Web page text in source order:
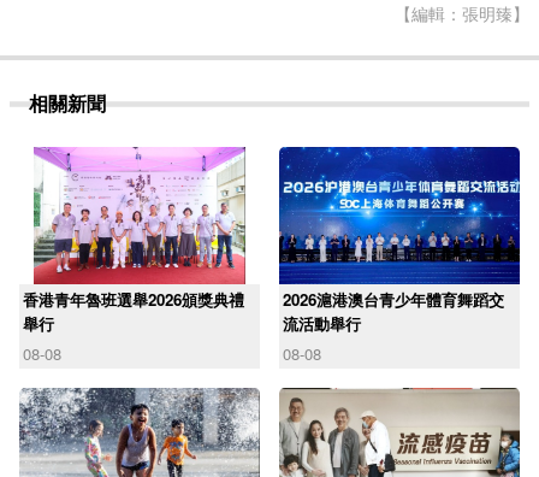
【編輯：張明臻】
相關新聞
香港青年魯班選舉2026頒獎典禮
舉行
08-08
2026滬港澳台青少年體育舞蹈交
流活動舉行
08-08